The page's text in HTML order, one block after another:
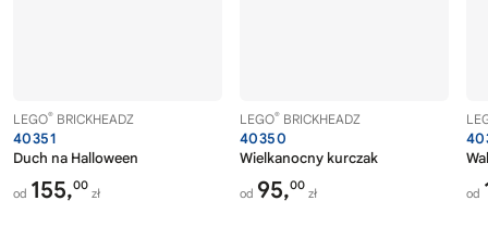
LEGO® BRICKHEADZ
40351
Duch na Halloween
od 155,00
zł
LEGO® BRICKHEADZ
40350
Wielkanocny kurczak
od 95,00
zł od